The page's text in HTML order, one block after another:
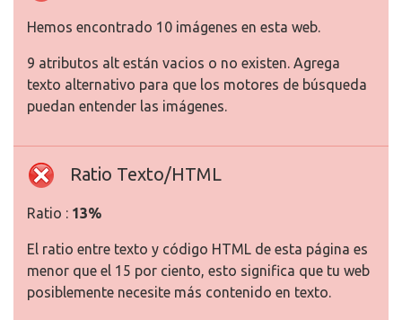
Hemos encontrado 10 imágenes en esta web.
9 atributos alt están vacios o no existen. Agrega
texto alternativo para que los motores de búsqueda
puedan entender las imágenes.
Ratio Texto/HTML
Ratio : 13%
El ratio entre texto y código HTML de esta página es
menor que el 15 por ciento, esto significa que tu web
posiblemente necesite más contenido en texto.